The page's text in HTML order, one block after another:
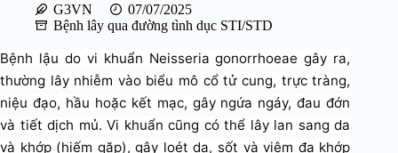
G3VN
07/07/2025
Bệnh lây qua đường tình dục STI/STD
Bệnh lậu do vi khuẩn Neisseria gonorrhoeae gây ra,
thường lây nhiễm vào biểu mô cổ tử cung, trực tràng,
niệu đạo, hầu hoặc kết mạc, gây ngứa ngáy, đau đớn
và tiết dịch mủ. Vi khuẩn cũng có thể lây lan sang da
và khớp (hiếm gặp), gây loét da, sốt và viêm đa khớp